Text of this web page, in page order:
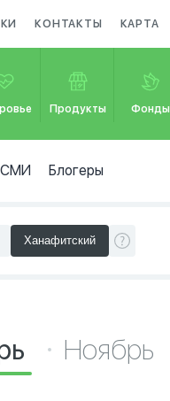
КОНТАКТЫ КАРТА
Продукты Фонды
СМИ Блогеры
Ноябрь